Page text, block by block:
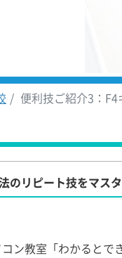
便利技ご紹介3：
のリピート技をマス
ン教室「わかると